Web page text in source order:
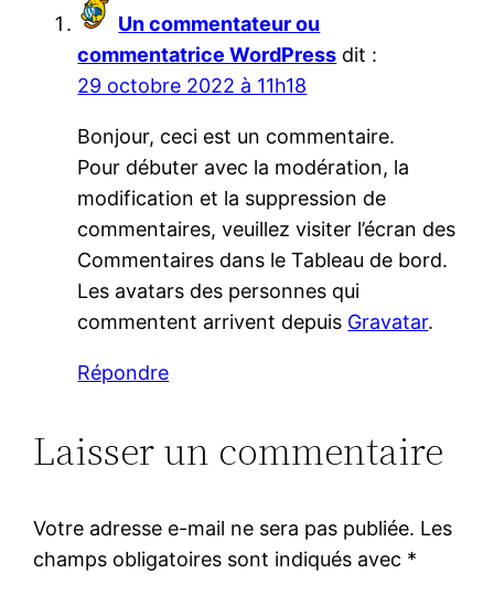
Un commentateur ou
commentatrice WordPress dit :
29 octobre 2022 à 11h18
Bonjour, ceci est un commentaire.
Pour débuter avec la modération, la
modification et la suppression de
commentaires, veuillez visiter l’écran des
Commentaires dans le Tableau de bord.
Les avatars des personnes qui
commentent arrivent depuis Gravatar.
Répondre
Laisser un commentaire
Votre adresse e-mail ne sera pas publiée. Les
champs obligatoires sont indiqués avec *